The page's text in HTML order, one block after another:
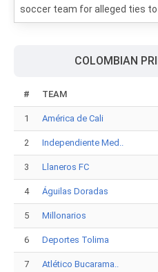
soccer team for alleged ties to
COLOMBIAN
# TEAM
1 América de Cali
2 Independiente Med..
3 Llaneros FC
4 Águilas Doradas
5 Millonarios
6 Deportes Tolima
7 Atlético Bucarama..